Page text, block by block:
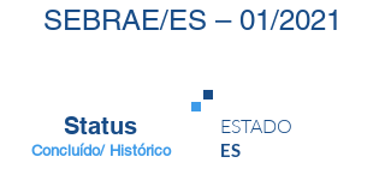
SEBRAE/ES – 01/2021
Status
Concluído/ Histórico
ESTADO
ES